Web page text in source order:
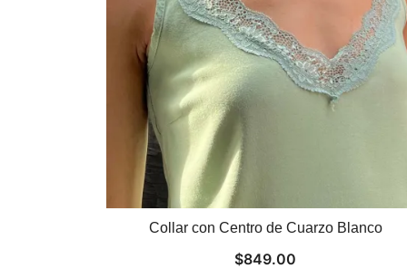
Collar con Centro de Cuarzo Blanco
$849.00